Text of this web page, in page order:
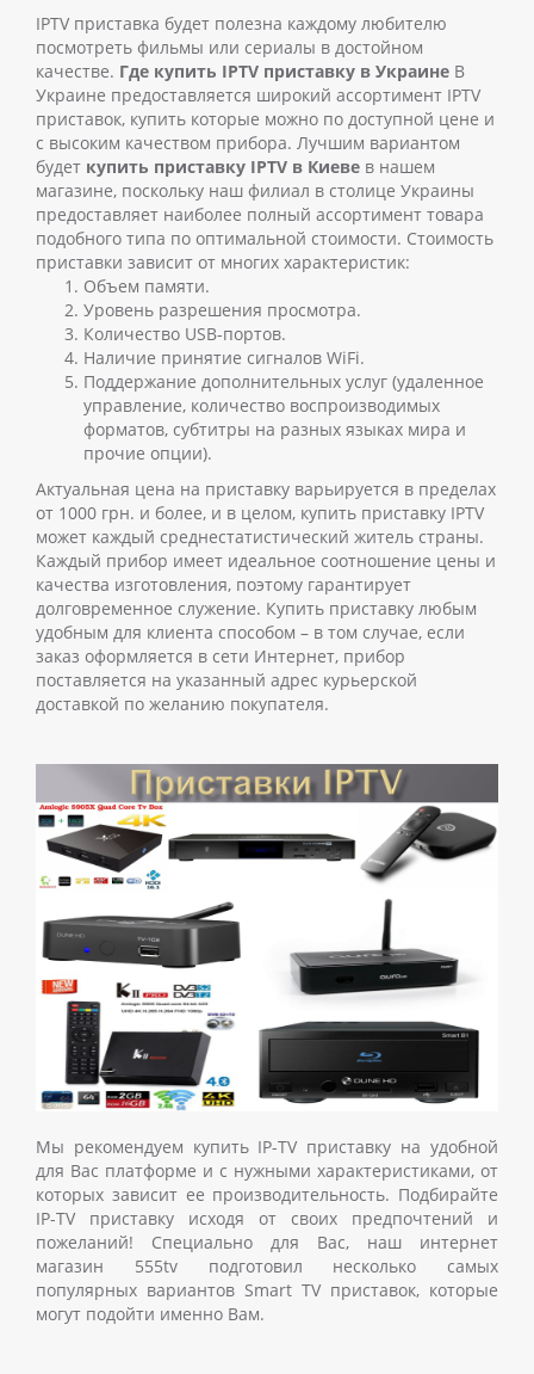
IPTV приставка будет полезна каждому любителю
посмотреть фильмы или сериалы в достойном
качестве. Где купить IPTV приставку в Украине В
Украине предоставляется широкий ассортимент IPTV
приставок, купить которые можно по доступной цене и
с высоким качеством прибора. Лучшим вариантом
будет купить приставку IPTV в Киеве в нашем
магазине, поскольку наш филиал в столице Украины
предоставляет наиболее полный ассортимент товара
подобного типа по оптимальной стоимости. Стоимость
приставки зависит от многих характеристик:
Объем памяти.
Уровень разрешения просмотра.
Количество USB-портов.
Наличие принятие сигналов WiFi.
Поддержание дополнительных услуг (удаленное
управление, количество воспроизводимых
форматов, субтитры на разных языках мира и
прочие опции).
Актуальная цена на приставку варьируется в пределах
от 1000 грн. и более, и в целом, купить приставку IPTV
может каждый среднестатистический житель страны.
Каждый прибор имеет идеальное соотношение цены и
качества изготовления, поэтому гарантирует
долговременное служение. Купить приставку любым
удобным для клиента способом – в том случае, если
заказ оформляется в сети Интернет, прибор
поставляется на указанный адрес курьерской
доставкой по желанию покупателя.
Мы рекомендуем купить IP-TV приставку на удобной
для Вас платформе и с нужными характеристиками, от
которых зависит ее производительность. Подбирайте
IP-TV приставку исходя от своих предпочтений и
пожеланий! Специально для Вас, наш интернет
магазин 555tv подготовил несколько самых
популярных вариантов Smart TV приставок, которые
могут подойти именно Вам.